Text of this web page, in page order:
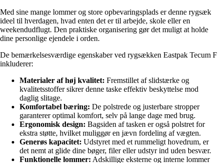
Med sine mange lommer og store opbevaringsplads er denne rygsæk
ideel til hverdagen, hvad enten det er til arbejde, skole eller en
weekendudflugt. Den praktiske organisering gør det muligt at holde
dine personlige ejendele i orden.
De bemærkelsesværdige egenskaber ved rygsækken Eastpak Tecum F
inkluderer:
Materialer af høj kvalitet: Fremstillet af slidstærke og
kvalitetsstoffer sikrer denne taske effektiv beskyttelse mod
daglig slitage.
Komfortabel bæring: De polstrede og justerbare stropper
garanterer optimal komfort, selv på lange dage med brug.
Ergonomisk design: Bagsiden af tasken er også polstret for
ekstra støtte, hvilket muliggør en jævn fordeling af vægten.
Generøs kapacitet: Udstyret med et rummeligt hovedrum, er
det nemt at glide dine bøger, filer eller udstyr ind uden besvær.
Funktionelle lommer: Adskillige eksterne og interne lommer